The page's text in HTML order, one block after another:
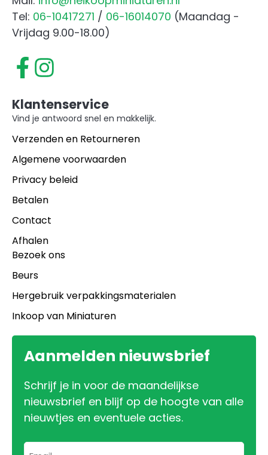
Tel: 06-10417271 / 06-16014070 (Maandag -
Vrijdag 9.00-18.00)
Klantenservice
Vind je antwoord snel en makkelijk.
Verzenden en Retourneren
Algemene voorwaarden
Privacy beleid
Betalen
Contact
Afhalen
Bezoek ons
Beurs
Hergebruik verpakkingsmaterialen
Inkoop van Miniaturen
Aanmelden nieuwsbrief
Schrijf je in voor de maandelijkse
nieuwsbrief en blijf op de hoogte van alle
nieuwtjes en eventuele acties.